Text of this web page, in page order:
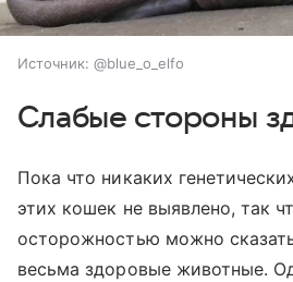
Источник: @blue_o_elfo
Слабые стороны
Пока что никаких
этих кошек не выявлено, так
осторожностью можно
весьма здоровые животные.